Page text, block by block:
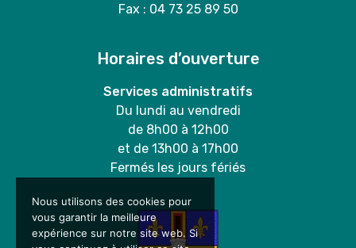
Fax : 04 73 25 89 50
Horaires d’ouverture
Services administratifs
Du lundi au vendredi
de 8h00 à 12h00
et de 13h00 à 17h00
Fermés les jours fériés
Nous utilisons des cookies pour
vous garantir la meilleure
expérience sur notre site web. Si